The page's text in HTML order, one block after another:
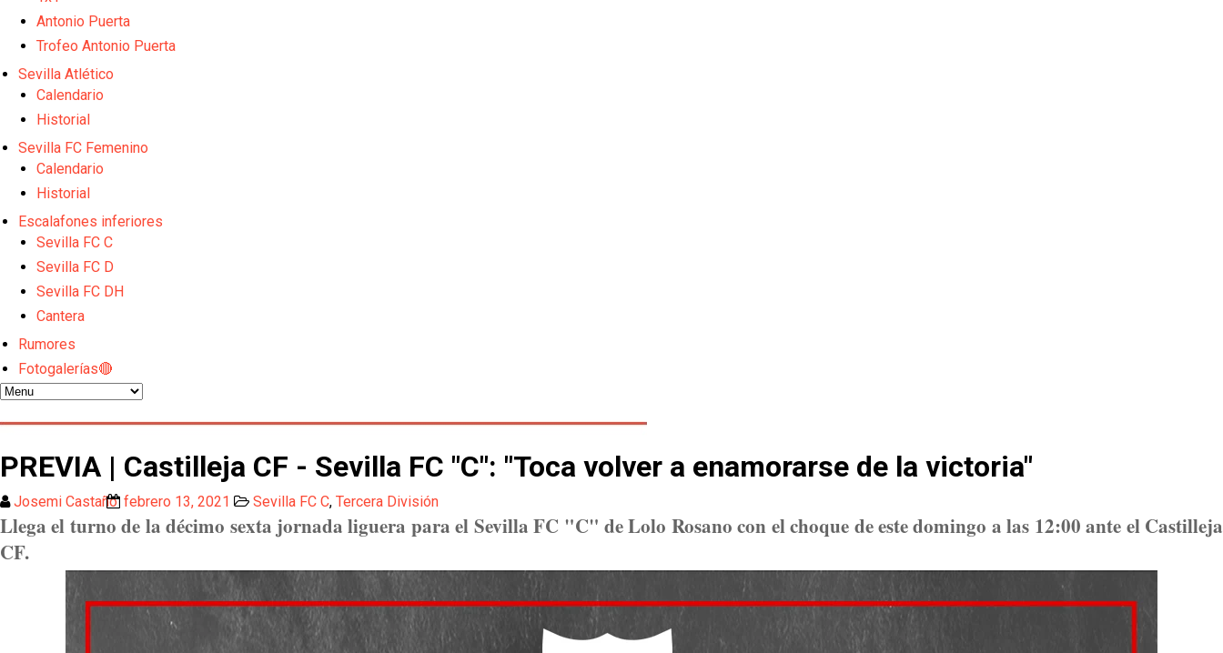
Sow muy cerca de cerrar su traspaso al Genoa
Oso es el siguiente en la lista para salir
Celta y Rayo agitan el mercado de La Liga
Antonio Puerta
Trofeo Antonio Puerta
Sevilla Atlético
Calendario
Historial
Sevilla FC Femenino
Calendario
Historial
Escalafones inferiores
Sevilla FC C
Sevilla FC D
Sevilla FC DH
Cantera
Rumores
Fotogalerías🔴
PREVIA | Castilleja CF - Sevilla FC "C": "Toca volver a enamorarse de la victoria"
Josemi Castaño febrero 13, 2021 Sevilla FC C, Tercera División
Llega el turno de la décimo sexta jornada liguera para el Sevilla FC "C" de Lolo Rosano con el choque de este domingo a las 12:00 ante el Castilleja
CF.